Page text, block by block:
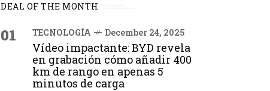
DEAL OF THE MONTH
01 TECNOLOGÍA December 24, 2025
Vídeo impactante: BYD revela
en grabación cómo añadir 400
km de rango en apenas 5
minutos de carga